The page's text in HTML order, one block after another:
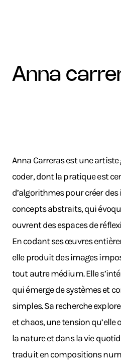
anna
Anna Carreras est une
coder, dont la pratique est
d’algorithmes pour créer
concepts abstraits, qui
ouvrent des espaces de
En codant ses œuvres
elle produit des images
tout autre médium. Elle
qui émerge de systèmes et
simples. Sa recherche
et chaos, une tension qu’elle
la nature et dans la vie
traduit en compositions